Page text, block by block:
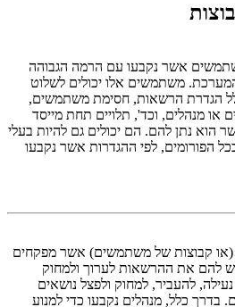
אשר נקבעו עם הרמה הגבוהה
משתמשים אלו יכולים לשלוט
הגדרת הרשאות, חסימת משתמשים,
או מנהלים, וכד', תלויים תחת מייסד
הוא נתן להם. הם יכולים גם להיות בעלי
הפורומים, לפי ההגדרות אשר נקבעו
קבוצות של משתמשים) אשר מפקחים
להם את ההרשאות לערוך ולמחוק
להעביר, למחוק ולפצל נושאים
בדרך כלל, מנהלים נקבעו כדי למנוע